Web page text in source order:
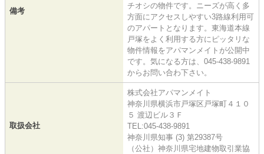
備考
チオシの物件です。ニーズが高く多
方面にアクセスしやすい3路線利用可
のアパートとなります。東海道本線
戸塚をよく利用する方にピッタリな
物件情報をアパマンメイトが公開中
です。気になる方は、045-438-9891
からお問い合わ下さい。
取扱会社
株式会社アパマンメイト
神奈川県横浜市戸塚区戸塚町４１０
５ 渡辺ビル３Ｆ
TEL:045-438-9891
神奈川県知事 (3) 第29387号
（公社）神奈川県宅地建物取引業協